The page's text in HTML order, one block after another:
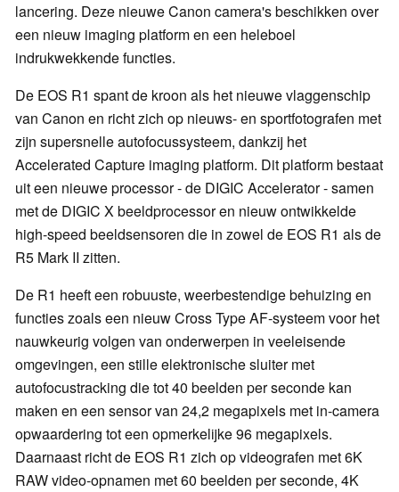
lancering. Deze nieuwe Canon camera's beschikken over
een nieuw imaging platform en een heleboel
indrukwekkende functies.
De EOS R1 spant de kroon als het nieuwe vlaggenschip
van Canon en richt zich op nieuws- en sportfotografen met
zijn supersnelle autofocussysteem, dankzij het
Accelerated Capture imaging platform. Dit platform bestaat
uit een nieuwe processor - de DIGIC Accelerator - samen
met de DIGIC X beeldprocessor en nieuw ontwikkelde
high-speed beeldsensoren die in zowel de EOS R1 als de
R5 Mark II zitten.
De R1 heeft een robuuste, weerbestendige behuizing en
functies zoals een nieuw Cross Type AF-systeem voor het
nauwkeurig volgen van onderwerpen in veeleisende
omgevingen, een stille elektronische sluiter met
autofocustracking die tot 40 beelden per seconde kan
maken en een sensor van 24,2 megapixels met in-camera
opwaardering tot een opmerkelijke 96 megapixels.
Daarnaast richt de EOS R1 zich op videografen met 6K
RAW video-opnamen met 60 beelden per seconde, 4K